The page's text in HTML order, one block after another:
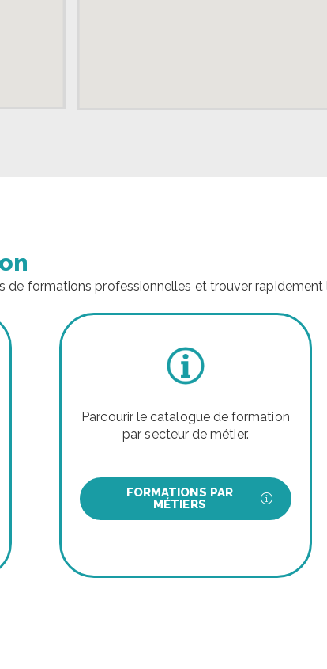
de formations professionnelles et trouver
Parcourir le catalogue de formation
par secteur de métier.
FORMATIONS PAR
MÉTIERS